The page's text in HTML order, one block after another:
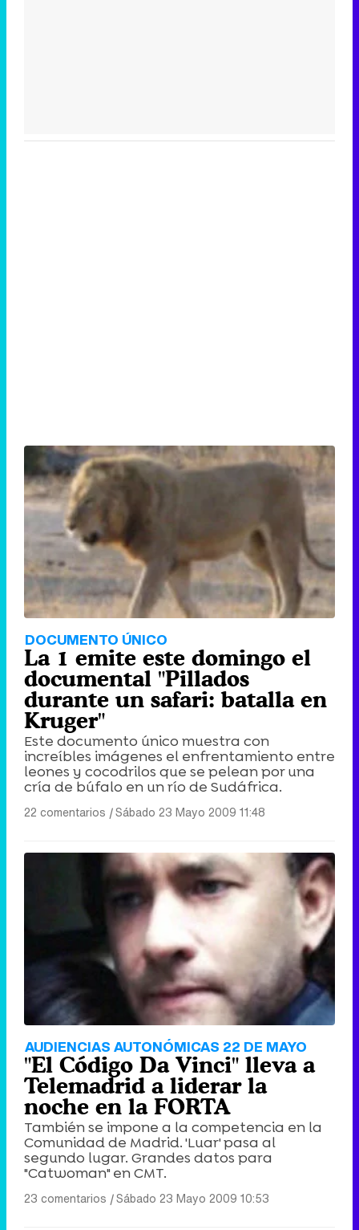
DOCUMENTO ÚNICO
La 1 emite este domingo el
documental "Pillados
durante un safari: batalla en
Kruger"
Este documento único muestra con
increíbles imágenes el enfrentamiento entre
leones y cocodrilos que se pelean por una
cría de búfalo en un río de Sudáfrica.
22 comentarios |Sábado 23 Mayo 2009 11:48
AUDIENCIAS AUTONÓMICAS 22 DE MAYO
"El Código Da Vinci" lleva a
Telemadrid a liderar la
noche en la FORTA
También se impone a la competencia en la
Comunidad de Madrid. 'Luar' pasa al
segundo lugar. Grandes datos para
"Catwoman" en CMT.
23 comentarios |Sábado 23 Mayo 2009 10:53